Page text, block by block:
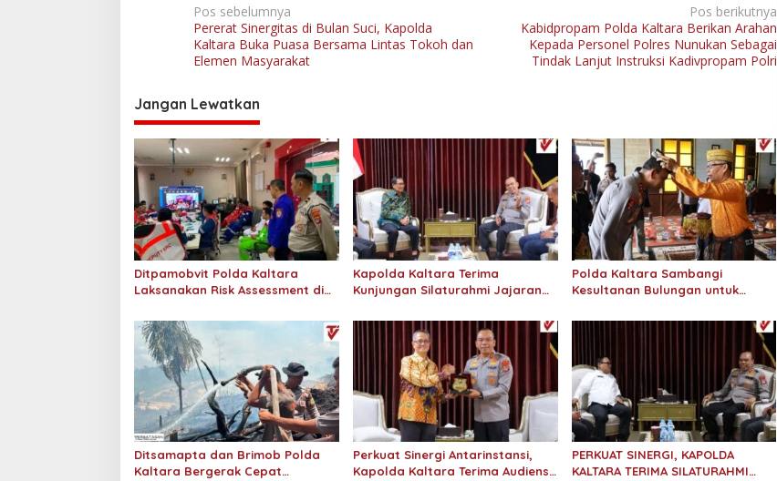
N
a
v
i
g
a
s
i
p
o
s
Pos sebelumnya
Pererat Sinergitas di Bulan Suci, Kapolda
Kaltara Buka Puasa Bersama Lintas Tokoh dan
Elemen Masyarakat
Pos berikutnya
Kabidpropam Polda Kaltara Berikan Arahan
Kepada Personel Polres Nunukan Sebagai
Tindak Lanjut Instruksi Kadivpropam Polri
Jangan Lewatkan
Ditpamobvit Polda Kaltara
Laksanakan Risk Assessment di
Kapolda Kaltara Terima
Kunjungan Silaturahmi Jajaran
Polda Kaltara Sambangi
Kesultanan Bulungan untuk
Ditsamapta dan Brimob Polda
Kaltara Bergerak Cepat
Perkuat Sinergi Antarinstansi,
Kapolda Kaltara Terima Audiensi
PERKUAT SINERGI, KAPOLDA
KALTARA TERIMA SILATURAHMI
An-Nur Racing Team Hadirkan